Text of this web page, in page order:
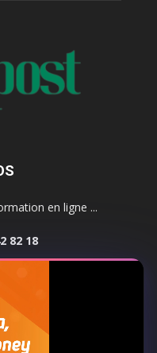
en ligne ...
82 18